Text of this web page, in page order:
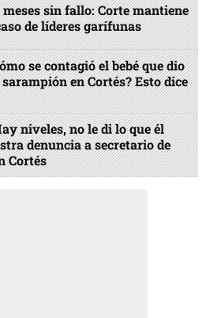
meses sin fallo: Corte mantiene
de líderes garífunas
se contagió el bebé que dio
en Cortés? Esto dice
niveles, no le di lo que él
denuncia a secretario de
Cortés